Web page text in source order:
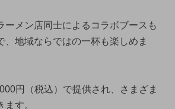
ーメン店同士によるコラボブースも
、地域ならではの一杯も楽しめま
円（税込）で提供され、さまざま
す。